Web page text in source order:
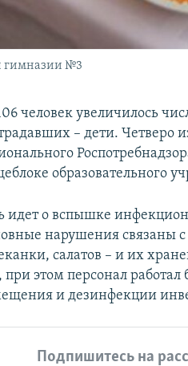
гимназии №3
человек увеличилось
– дети. Четверо
образовательного
идет о вспышке
нарушения связаны
салатов – и их
при этом персонал
и дезинфекции
Подпишитесь на